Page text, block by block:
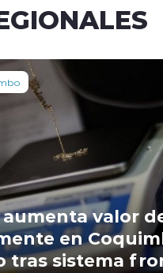
aumenta valor
en
tras sistema